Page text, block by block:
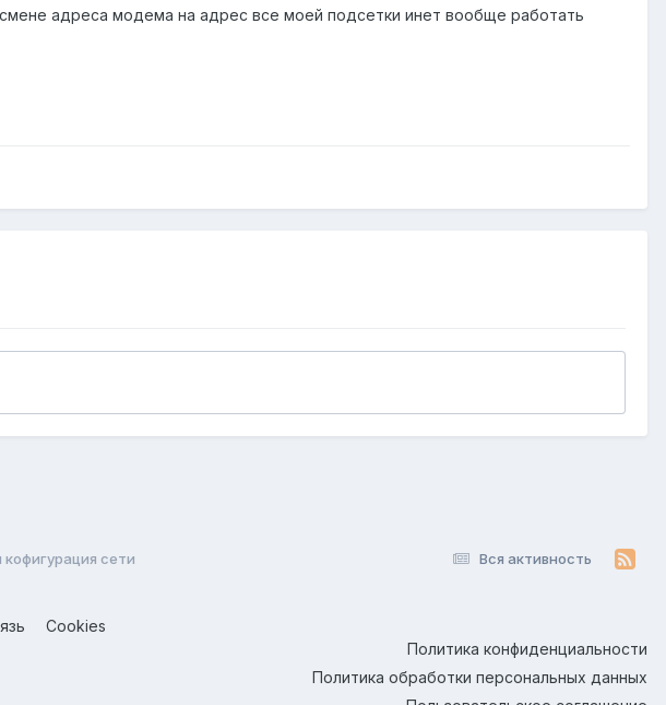
адреса модема на адрес все моей подсетки инет вообще работать
Вся активность
кофигурация сети
Cookies
Политика конфиденциальности
Политика обработки персональных данных